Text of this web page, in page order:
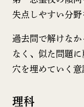
失点しやすい分野
過去問で解けな
なく、似た問題
穴を埋めていく意
理科